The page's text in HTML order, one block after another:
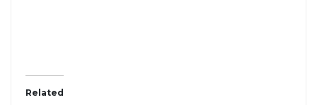
t
t
e
Related